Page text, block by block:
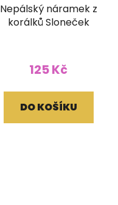
Nepálský náramek z
korálků Sloneček
125 Kč
DO KOŠÍKU